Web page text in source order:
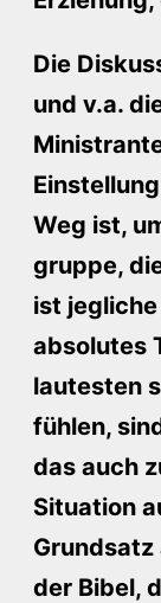
Die
und v.a.
Weg ist,
gruppe,
ist
absolutes
lautesten
fühlen,
das auch
Situation
Grundsatz
der Bibel,